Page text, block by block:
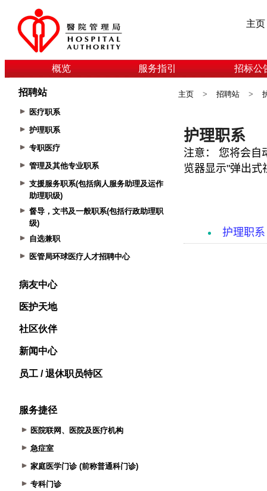
主页
概览 服务指引 招标公
招聘站
医疗职系
护理职系
专职医疗
管理及其他专业职系
支援服务职系(包括病人服务助理及运作
助理职级)
督导，文书及一般职系(包括行政助理职
级)
自选兼职
医管局环球医疗人才招聘中心
病友中心
医护天地
社区伙伴
新闻中心
员工 / 退休职员特区
服务捷径
医院联网、医院及医疗机构
急症室
家庭医学门诊 (前称普通科门诊)
专科门诊
主页 > 招聘站 >